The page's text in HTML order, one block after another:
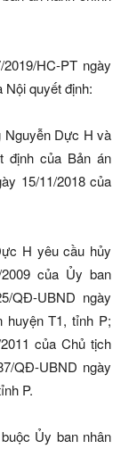
HC-PT ngày
Nội quyết định:
Nguyễn Dực H và
định của Bản án
15/11/2018 của
H yêu cầu hủy
của Ủy ban
QĐ-UBND ngày
huyện T1, tỉnh P;
của Chủ tịch
QĐ-UBND ngày
P.
Ủy ban nhân